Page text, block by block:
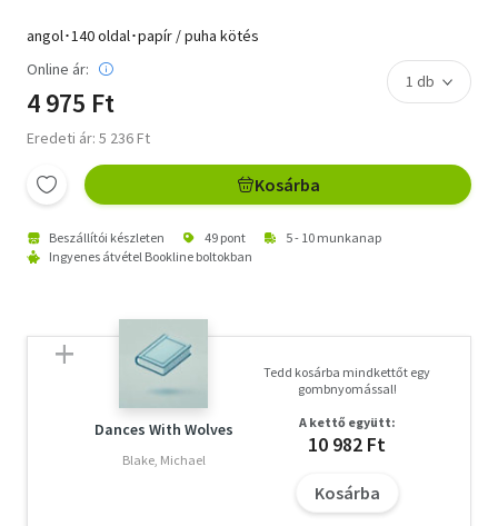
angol･140 oldal･papír / puha kötés
Online ár:
4 975 Ft
Eredeti ár: 5 236 Ft
Kosárba
Beszállítói készleten 49 pont
5 - 10 munkanap
Ingyenes átvétel Bookline boltokban
Dances With Wolves
Blake, Michael
Tedd kosárba mindkettőt egy
gombnyomással!
A kettő együtt:
10 982 Ft
Kosárba